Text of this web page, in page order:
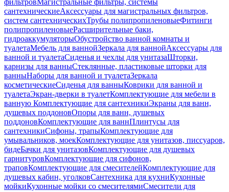
фильтровМагистральные фильтры, системы
сантехническиеАксессуары для магистральных фильтров,
систем сантехническихТрубы полипропиленовыеФитинги
полипропиленовыеРасширительные баки,
гидроаккумуляторыОбустройство ванной комнаты и
туалетаМебель для ваннойЗеркала для ваннойАксессуары для
ванной и туалетаСиденья и чехлы для унитазаШторки,
карнизы для ванныСтеклянные, пластиковые шторки для
ванныНаборы для ванной и туалетаЗеркала
косметическиеСиденья для ванныКоврики для ванной и
туалетаЭкран-дверки в туалетКомплектующие для мебели в
ванную Комплектующие для сантехникиЭкраны для ванн,
душевых поддоновОпоры для ванн, душевых
поддоновКомплектующие для ваннПлинтусы для
сантехникиСифоны, трапыКомплектующие для
умывальников, моекКомплектующие для унитазов, писсуаров,
бидеБачки для унитазовКомплектующие для душевых
гарнитуровКомплектующие для сифонов,
траповКомплектующие для смесителейКомплектующие для
душевых кабин, уголковСантехника для кухниКухонные
мойкиКухонные мойки со смесителямиСмесители для